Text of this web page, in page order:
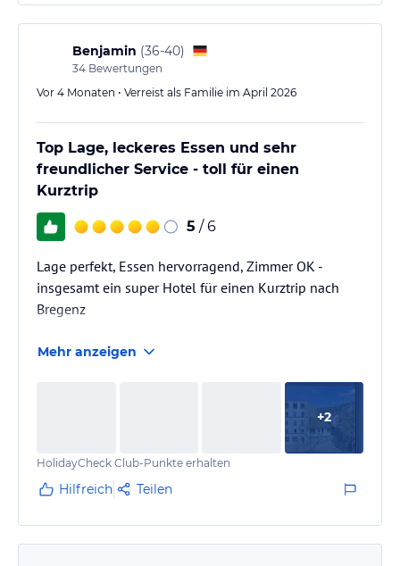
Benjamin (36-40)
34 Bewertungen
Vor 4 Monaten • Verreist als Familie im April 2026
Top Lage, leckeres Essen und sehr
freundlicher Service - toll für einen
Kurztrip
5 / 6
Lage perfekt, Essen hervorragend, Zimmer OK -
insgesamt ein super Hotel für einen Kurztrip nach
Bregenz
Mehr anzeigen
+2
HolidayCheck Club-Punkte erhalten
Hilfreich Teilen